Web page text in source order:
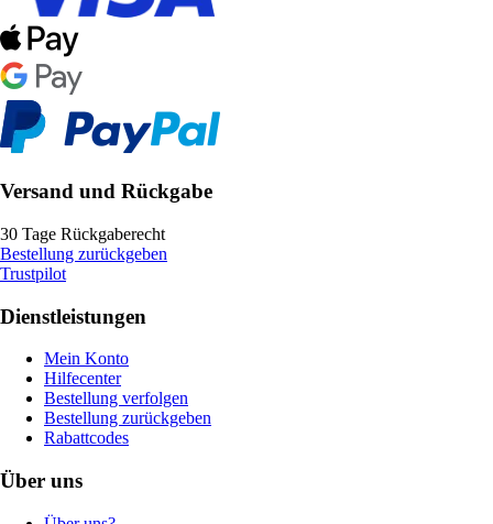
Versand und Rückgabe
30 Tage Rückgaberecht
Bestellung zurückgeben
Trustpilot
Dienstleistungen
Mein Konto
Hilfecenter
Bestellung verfolgen
Bestellung zurückgeben
Rabattcodes
Über uns